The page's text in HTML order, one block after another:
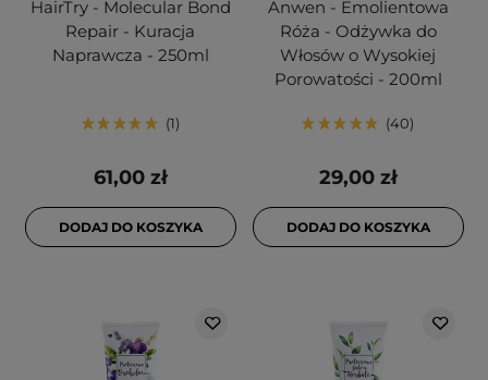
HairTry - Molecular Bond
Repair - Kuracja
Naprawcza - 250ml
1
61,00 zł
DODAJ DO KOSZYKA
Anwen - Emolientowa
Róża - Odżywka do
Włosów o Wysokiej
Porowatości - 200ml
40
29,00 zł
DODAJ DO KOSZYKA